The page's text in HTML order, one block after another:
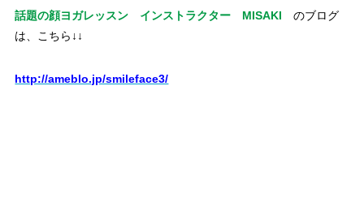
話題の顔ヨガレッスン インストラクター MISAKI のブログ
は、こちら↓↓
http://ameblo.jp/smileface3/